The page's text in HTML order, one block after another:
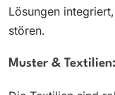
Lösungen
stören.
Muster &